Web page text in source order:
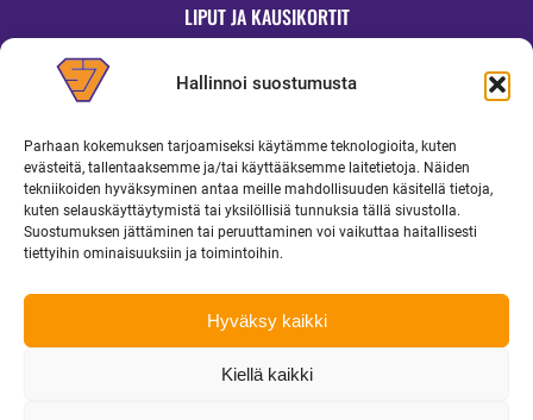
Hallinnoi suostumusta
Parhaan kokemuksen tarjoamiseksi käytämme teknologioita, kuten
evästeitä, tallentaaksemme ja/tai käyttääksemme laitetietoja. Näiden
tekniikoiden hyväksyminen antaa meille mahdollisuuden käsitellä tietoja,
kuten selauskäyttäytymistä tai yksilöllisiä tunnuksia tällä sivustolla.
Suostumuksen jättäminen tai peruuttaminen voi vaikuttaa haitallisesti
tiettyihin ominaisuuksiin ja toimintoihin.
Hyväksy kaikki
Kiellä kaikki
LIPUT JA KAUSIKORTIT
OTTELUINFO
UUTISET
YRITYKSILLE
MEDIALLE